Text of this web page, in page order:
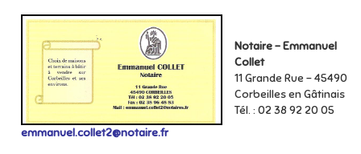
Notaire – Emmanuel
Collet
11 Grande Rue – 45490
Corbeilles en Gâtinais
Tél. : 02 38 92 20 05
emmanuel.collet2@notaire.fr